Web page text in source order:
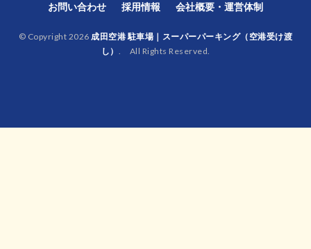
お問い合わせ
採用情報 会社概要・運営体制
© Copyright 2026成田空港 駐車場｜スーパーパーキング（空港受け渡
し） . All Rights Reserved.